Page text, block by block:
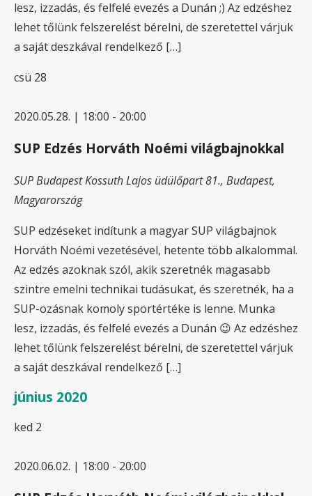
lesz, izzadás, és felfelé evezés a Dunán ;) Az edzéshez
lehet tőlünk felszerelést bérelni, de szeretettel várjuk
a saját deszkával rendelkező […]
csü 28
2020.05.28. | 18:00 - 20:00
SUP Edzés Horváth Noémi világbajnokkal
SUP BudapestKossuth Lajos üdülőpart 81., Budapest,
Magyarország
SUP edzéseket indítunk a magyar SUP világbajnok
Horváth Noémi vezetésével, hetente több alkalommal.
Az edzés azoknak szól, akik szeretnék magasabb
szintre emelni technikai tudásukat, és szeretnék, ha a
SUP-ozásnak komoly sportértéke is lenne. Munka
lesz, izzadás, és felfelé evezés a Dunán 😉 Az edzéshez
lehet tőlünk felszerelést bérelni, de szeretettel várjuk
a saját deszkával rendelkező […]
június 2020
ked 2
2020.06.02. | 18:00 - 20:00